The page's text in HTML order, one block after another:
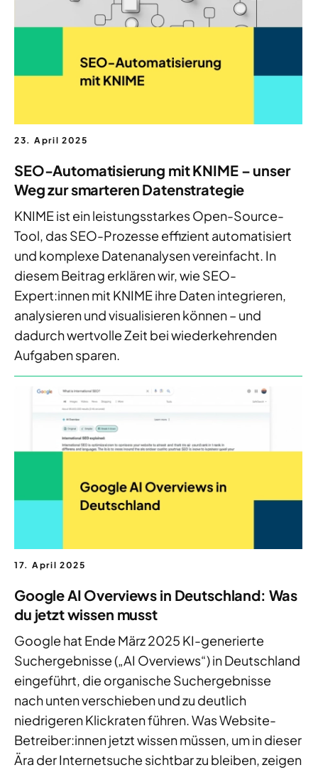
23. April 2025
SEO-Automatisierung mit KNIME – unser
Weg zur smarteren Datenstrategie
KNIME ist ein leistungsstarkes Open-Source-
Tool, das SEO-Prozesse effizient automatisiert
und komplexe Datenanalysen vereinfacht. In
diesem Beitrag erklären wir, wie SEO-
Expert:innen mit KNIME ihre Daten integrieren,
analysieren und visualisieren können – und
dadurch wertvolle Zeit bei wiederkehrenden
Aufgaben sparen.
17. April 2025
Google AI Overviews in Deutschland: Was
du jetzt wissen musst
Google hat Ende März 2025 KI-generierte
Suchergebnisse („AI Overviews“) in Deutschland
eingeführt, die organische Suchergebnisse
nach unten verschieben und zu deutlich
niedrigeren Klickraten führen. Was Website-
Betreiber:innen jetzt wissen müssen, um in dieser
Ära der Internetsuche sichtbar zu bleiben, zeigen